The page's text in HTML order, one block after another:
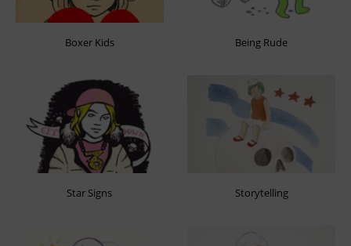
Boxer Kids Being Rude
Star Signs Storytelling